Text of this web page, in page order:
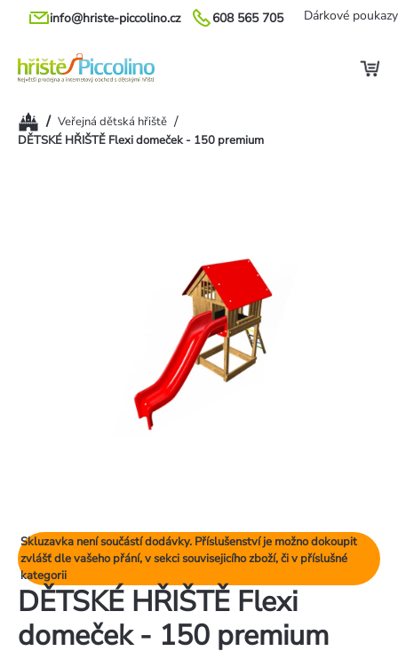
Přejít
608 565 705
info@hriste-piccolino.cz Dárkové poukazy
Domů/ Veřejná dětská hřiště /
DĚTSKÉ HŘIŠTĚ Flexi domeček - 150 premium
Skluzavka není součástí dodávky. Příslušenství je možno dokoupit
zvlášť dle vašeho přání, v sekci souvisejicího zboží, či v příslušné
kategorii
DĚTSKÉ HŘIŠTĚ Flexi
domeček - 150 premium